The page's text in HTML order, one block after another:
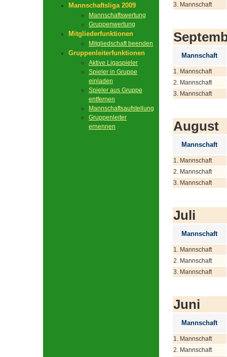
Mannschaftsliga 2009
Mannschaftswertung
Gruppenwertung
Mitgliederfunktionen
Mitgliedschaft beenden
Gruppenleiterfunktionen
Aktive Ligaspieler
Spieler in Gruppe
einladen
Spieler aus Gruppe
entfernen
Mannschaftsaufstellung
Gruppenleiter
ernennen
3. Mannschaft
Mannschaft
1. Mannschaft
2. Mannschaft
3. Mannschaft
August
Mannschaft
1. Mannschaft
2. Mannschaft
3. Mannschaft
Juli
Mannschaft
1. Mannschaft
2. Mannschaft
3. Mannschaft
Juni
Mannschaft
1. Mannschaft
2. Mannschaft